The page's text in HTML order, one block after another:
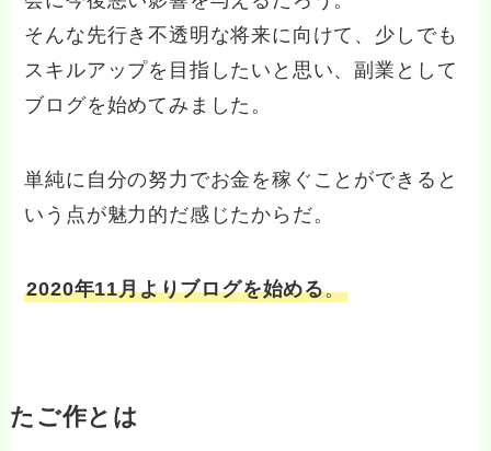
そんな先行き不透明な将来に向けて、少しでも
スキルアップを目指したいと思い、副業として
ブログを始めてみました。
単純に自分の努力でお金を稼ぐことができると
いう点が魅力的だ感じたからだ。
2020年11月よりブログを始める。
たご作とは